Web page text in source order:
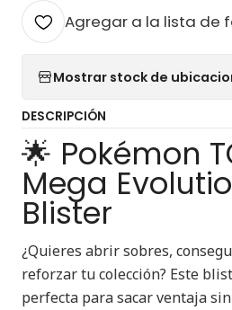
Agregar a la lista de
Mostrar stock de
DESCRIPCIÓN
🌟 Pokémon
Mega
Blister
¿Quieres abrir sobres,
reforzar tu colección? Este
perfecta para sacar ventaja